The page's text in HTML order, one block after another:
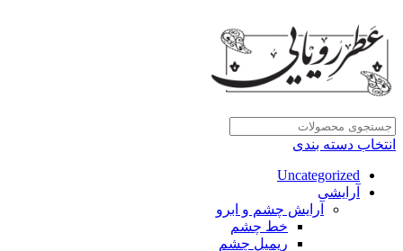
انتخاب دسته بندی
Uncategorized
آرایشی
آرایش چشم و ابرو
خط چشم
ریمیل چشم